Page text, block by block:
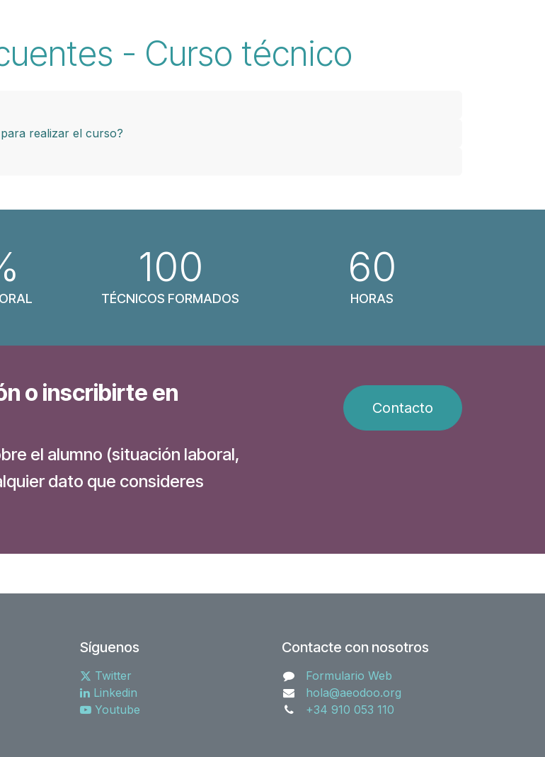
- Curso técnico
realizar el curso?
100
TÉCNICOS FORMADOS
60
HORAS
o inscribirte en
el alumno (situación laboral,
dato que consideres
Contacto
Síguenos
Twitter
Linkedin
Youtube
Contacte con nosotros
Formulario Web
hola@aeodoo.org
+34 910 053 110